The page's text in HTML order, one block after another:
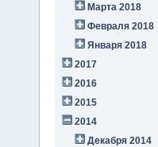
Марта 2018
Февраля 2018
Января 2018
2017
2016
2015
2014
Декабря 2014